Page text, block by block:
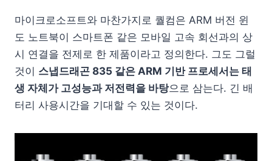
마이크로소프트와 마찬가지로 퀄컴은 ARM 버전 윈
도 노트북이 스마트폰 같은 모바일 고속 회선과의 상
시 연결을 전제로 한 제품이라고 정의한다. 그도 그럴
것이 스냅드래곤 835 같은 ARM 기반 프로세서는 태
생 자체가 고성능과 저전력을 바탕으로 삼는다. 긴 배
터리 사용시간을 기대할 수 있는 것이다.